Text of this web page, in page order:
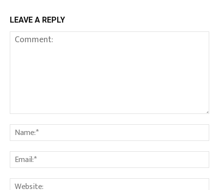
LEAVE A REPLY